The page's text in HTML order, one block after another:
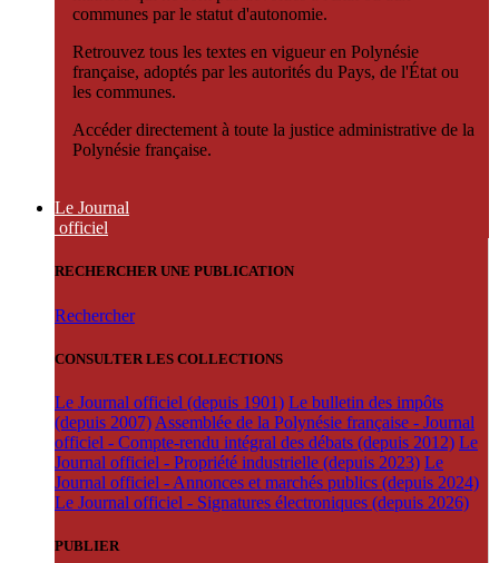
communes par le statut d'autonomie.
Retrouvez tous les textes en vigueur en Polynésie
française, adoptés par les autorités du Pays, de l'État ou
les communes.
Accéder directement à toute la justice administrative de la
Polynésie française.
Le Journal
officiel
RECHERCHER UNE PUBLICATION
Rechercher
CONSULTER LES COLLECTIONS
Le Journal officiel (depuis 1901) Le bulletin des impôts
(depuis 2007) Assemblée de la Polynésie française - Journal
officiel - Compte-rendu intégral des débats (depuis 2012) Le
Journal officiel - Propriété industrielle (depuis 2023) Le
Journal officiel - Annonces et marchés publics (depuis 2024)
Le Journal officiel - Signatures électroniques (depuis 2026)
PUBLIER